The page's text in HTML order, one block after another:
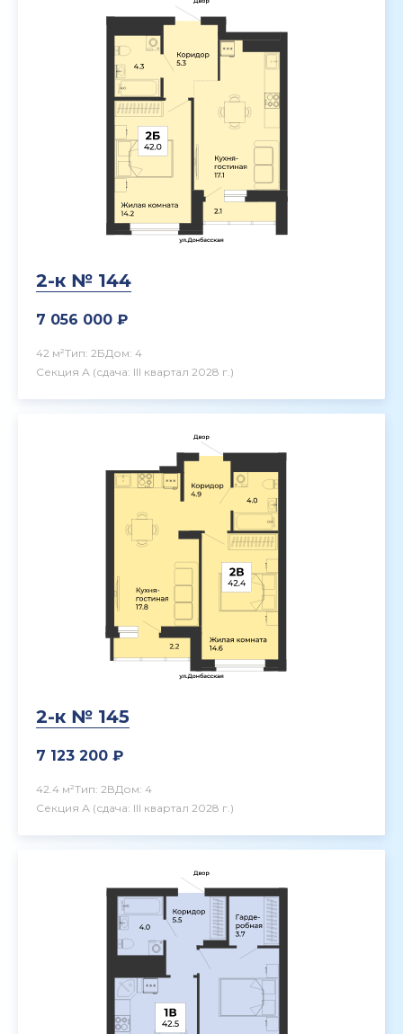
2-к № 144
7 056 000 ₽
42 м²Тип: 2БДом: 4
Секция А (сдача: III квартал 2028 г.)
2-к № 145
7 123 200 ₽
42.4 м²Тип: 2ВДом: 4
Секция А (сдача: III квартал 2028 г.)